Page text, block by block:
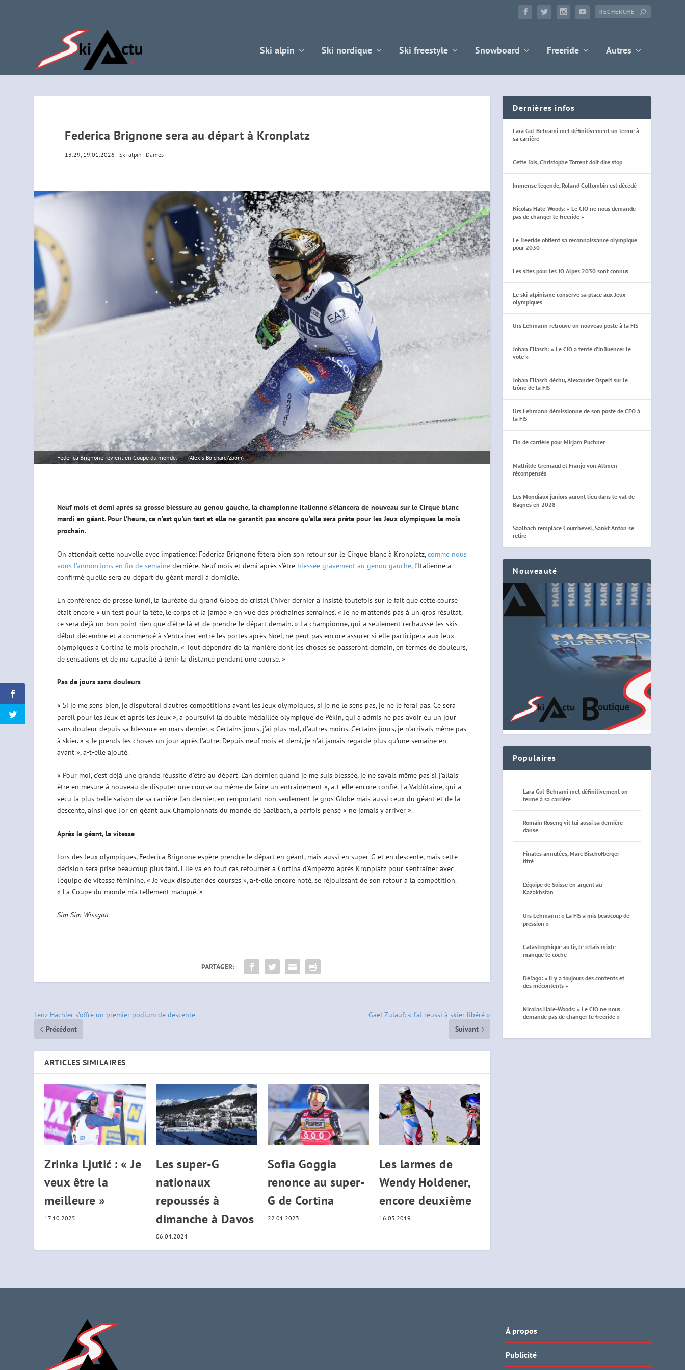
Ski alpin Ski nordique Ski freestyle Snowboard Freeride Autres
Federica Brignone sera au départ à Kronplatz
13:29, 19.01.2026 |Ski alpin - Dames
Federica Brignone revient en Coupe du monde. (Alexis Boichard/Zoom)
Neuf mois et demi aprèssa grosse blessure au genou gauche, la championne italienne s’élancerade nouveau sur le Cirque blanc
mardi en géant. Pour l’heure, ce n’est qu’un test et elle ne garantit pas encore qu’elle sera prêtepour les Jeux olympiques le mois
prochain.
On attendait cette nouvelle avec impatience: Federica Brignone fêtera bien son retour sur le Cirque blanc à Kronplatz,comme nous
vous l’annoncions en fin de semainedernière. Neuf mois et demi après s’être blessée gravement au genou gauche, l’Italienne a
confirmé qu’elle sera au départ du géant mardi à domicile.
En conférence de presse lundi, la lauréate du grand Globe de cristal l’hiver dernier a insisté toutefois sur le fait que cette course
était encore « un test pour la tête, le corps et la jambe » en vue des prochaines semaines. « Je ne m’attends pas à un gros résultat,
ce sera déjà un bon point rien que d’être là et de prendre le départ demain. » La championne, qui a seulement rechaussé les skis
début décembre et a commencé à s’entraîner entre les portes après Noël, ne peut pas encore assurer si elle participera aux Jeux
olympiques à Cortina le mois prochain. « Tout dépendra de la manière dont les choses se passeront demain, en termes de douleurs,
de sensations et de ma capacité à tenir la distance pendant une course. »
Pas de jours sans douleurs
« Si je me sens bien, je disputerai d’autres compétitions avant les Jeux olympiques, si je ne le sens pas, je ne le ferai pas. Ce sera
pareil pour les Jeux et après les Jeux », a poursuivi la double médaillée olympique de Pékin, qui a admis ne pas avoir eu un jour
sans douleur depuis sa blessure en mars dernier. « Certains jours, j’ai plus mal, d’autres moins. Certains jours, je n’arrivais même pas
à skier. » « Je prends les choses un jour après l’autre. Depuis neuf mois et demi, je n’ai jamais regardé plus qu’une semaine en
avant », a-t-elle ajouté.
« Pour moi, c’est déjà une grande réussite d’être au départ. L’an dernier, quand je me suis blessée, je ne savais même pas si j’allais
être en mesure à nouveau de disputer une course ou même de faire un entraînement », a-t-elle encore confié. La Valdôtaine, qui a
vécu la plus belle saison de sa carrière l’an dernier, en remportant non seulement le gros Globe mais aussi ceux du géant et de la
descente, ainsi que l’or en géant aux Championnats du monde de Saalbach, a parfois pensé « ne jamais y arriver ».
Après le géant, la vitesse
Lors des Jeux olympiques, Federica Brignone espère prendre le départ en géant, mais aussi en super-G et en descente, mais cette
décision sera prise beaucoup plus tard. Elle va en tout cas retourner à Cortina d’Ampezzo après Kronplatz pour s’entraîner avec
l’équipe de vitesse féminine. « Je veux disputer des courses », a-t-elle encore noté, se réjouissant de son retour à la compétition.
« La Coupe du monde m’a tellement manqué. »
Sim Sim Wissgott
PARTAGER:
Lenz Hächler s’offre un premier podium de descente
Précédent
Gaël Zulauf: « J’ai réussi à skier libéré »
Suivant
ARTICLES SIMILAIRES
Zrinka Ljutić : « Je
veux être la
meilleure »
17.10.2025
Les super-G
nationaux
repoussés à
dimanche à Davos
06.04.2024
Sofia Goggia
renonce au super-
G de Cortina
22.01.2023
Les larmes de
Wendy Holdener,
encore deuxième
16.03.2019
Dernières infos
Lara Gut-Behrami met définitivement un terme à
sa carrière
Cette fois, Christophe Torrent doit dire stop
Immense légende, Roland Collombin est décédé
Nicolas Hale-Woods: « Le CIO ne nous demande
pas de changer le freeride »
Le freeride obtient sa reconnaissance olympique
pour 2030
Les sites pour les JO Alpes 2030 sont connus
Le ski-alpinisme conserve sa place aux Jeux
olympiques
Urs Lehmann retrouve un nouveau poste à la FIS
Johan Eliasch: « Le CIO a tenté d’influencer le
vote »
Johan Eliasch déchu, Alexander Ospelt sur le
trône de la FIS
Urs Lehmann démissionne de son poste de CEO à
la FIS
Fin de carrière pour Mirjam Puchner
Mathilde Gremaud et Franjo von Allmen
récompensés
Les Mondiaux juniors auront lieu dans le val de
Bagnes en 2028
Saalbach remplace Courchevel, Sankt Anton se
retire
Nouveauté
Populaires
Lara Gut-Behrami met définitivement un
terme à sa carrière
Romain Roseng vit lui aussi sa dernière
danse
Finales annulées, Marc Bischofberger
titré
L’équipe de Suisse en argent au
Kazakhstan
Urs Lehmann: « La FIS a mis beaucoup de
pression »
Catastrophique au tir, le relais mixte
manque le coche
Défago: « Il y a toujours des contents et
des mécontents »
Nicolas Hale-Woods: « Le CIO ne nous
demande pas de changer le freeride »
À propos
Publicité